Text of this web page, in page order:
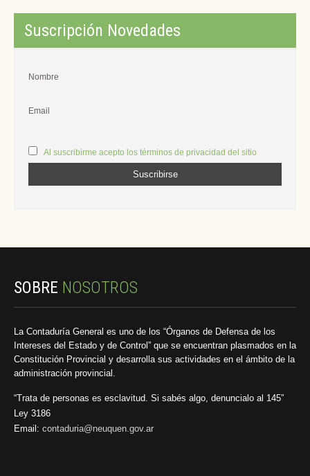
Suscripción Novedades
Nombre
Email
Al suscribirme acepto los términos de privacidad del sitio
SOBRE NOSOTROS
La Contaduría General es uno de los “Órganos de Defensa de los
Intereses del Estado y de Control” que se encuentran plasmados en la
Constitución Provincial y desarrolla sus actividades en el ámbito de la
administración provincial.
“Trata de personas es esclavitud. Si sabés algo, denuncialo al 145”
Ley 3186
Email: contaduria@neuquen.gov.ar